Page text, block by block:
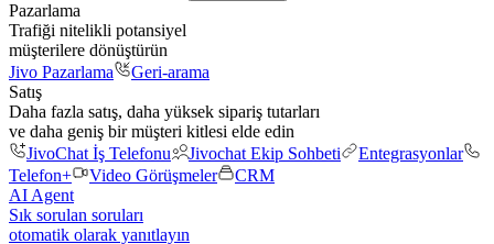
Pazarlama
Trafiği nitelikli potansiyel
müşterilere dönüştürün
Jivo Pazarlama
Geri-arama
Satış
Daha fazla satış, daha yüksek sipariş tutarları
ve daha geniş bir müşteri kitlesi elde edin
JivoChat İş Telefonu
Jivochat Ekip Sohbeti
Entegrasyonlar
Telefon+
Video Görüşmeler
CRM
AI Agent
Sık sorulan soruları
otomatik olarak yanıtlayın